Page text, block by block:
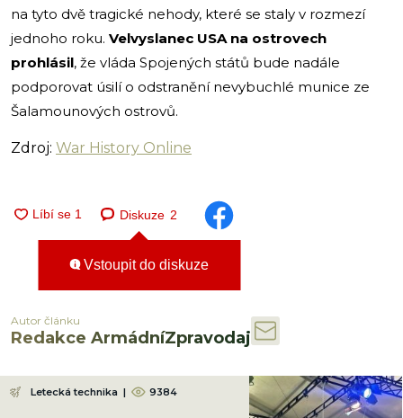
na tyto dvě tragické nehody, které se staly v rozmezí
jednoho roku. Velvyslanec USA na ostrovech
prohlásil, že vláda Spojených států bude nadále
podporovat úsilí o odstranění nevybuchlé munice ze
Šalamounových ostrovů.
Zdroj: War History Online
Diskuze 2
Vstoupit do diskuze
Autor článku
Redakce ArmádníZpravodaj
Letecká technika | 9384